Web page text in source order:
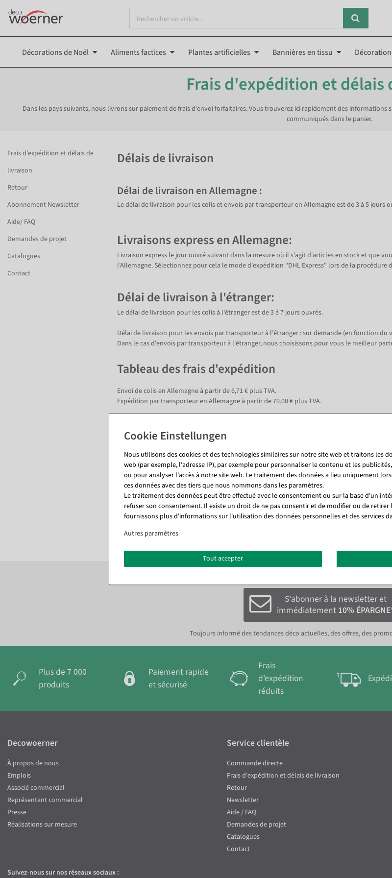
Décorations de Noël Aliments factices Plantes artificielles Bannières en tissu Décoration
Frais d'expédition et délais
Dans les pays suivants, nous livrons sur paiement de frais d'envoi forfaitaires. Vous trouverez ici rapidement des
communiqués dans le panier.
Frais d'expédition et délais de
livraison
Retour
Abonnement Newsletter
Aide/ FAQ
Demandes de projet
Catalogues
Contact
Délais de livraison
Délai de livraison en Allemagne :
Le délai de livraison pour les colis et envois par transporteur en Allemagne est de 3 à 5 jours
Livraisons express en Allemagne:
Livraison express le jour ouvré suivant dans la mesure où il s'agit d'articles en stock et que
l'Allemagne. Sélectionnez pour cela le mode d'expédition "DHL Express" lors de la procédure
Délai de livraison à l'étranger:
Le délai de livraison pour les colis à l'étranger est de 3 à 7 jours ouvrés.
Délai de livraison pour les envois par transporteur à l'étranger : sur demande (en fonction du
Dans le cas d'envois par transporteur à l'étranger, nous choisissons pour vous le meilleur
Tableau des frais d'expédition
Envoi de colis en Allemagne à partir de 6,71 € plus TVA.
Expédition par transporteur en Allemagne à partir de 79,00 € plus TVA.
Expédition par transporteur au sein de l'UE à partir de 139,00 € plus TVA.
Envoi de colis vers la France à partir de 24,95 € plus TVA.
Expédition par transporteur vers la France à partir de 168,00 € plus TVA.
Envoi de colis vers la Suisse à partir de 39,95 € plus TVA.
Expédition par transporteur vers la Suisse à partir de 286,00 € plus TVA.
Autres pays sur demande
S'abonner à la newsletter et
immédiatement 10%
Toujours informé des tendances déco actuelles, des offres, des
Plus de 7 000
produits
Paiement rapide
et sécurisé
Frais
d'expédition
réduits
Nous utilisons des cookies et des technologies similaires sur notre site web et traitons les
web (par exemple, l'adresse IP), par exemple pour personnaliser le contenu et les
ou pour analyser l'accès à notre site web. Le traitement des données a lieu uniquement
ces données avec des tiers que nous nommons dans les paramètres.
Le traitement des données peut être effectué avec le consentement ou sur la base d'un
refuser son consentement. Il existe un droit de ne pas consentir et de modifier ou de
fournissons plus d'informations sur l'utilisation des données personnelles et des services
Autres paramètres
Tout accepter
Decowoerner
À propos de nous
Emplois
Associé commercial
Représentant commercial
Presse
Réalisations sur mesure
Service clientèle
Commande directe
Frais d'expédition et délais de livraison
Retour
Newsletter
Aide / FAQ
Demandes de projet
Catalogues
Contact
Suivez-nous sur nos réseaux sociaux :